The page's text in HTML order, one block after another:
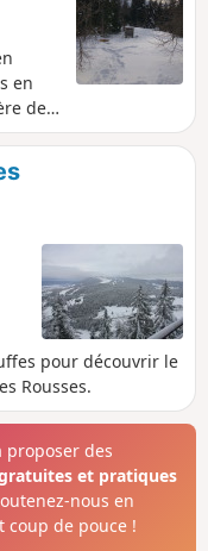
en
de
un
pour découvrir le
Rousses.
proposer des
et pratiques
nous en
de pouce !